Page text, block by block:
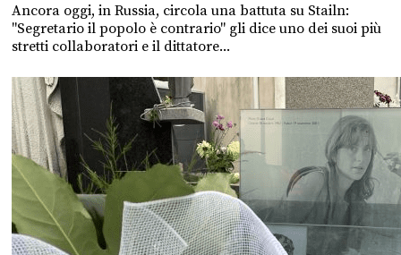
Ancora oggi, in Russia, circola una battuta su Stailn:
"Segretario il popolo è contrario" gli dice uno dei suoi più
stretti collaboratori e il dittatore...